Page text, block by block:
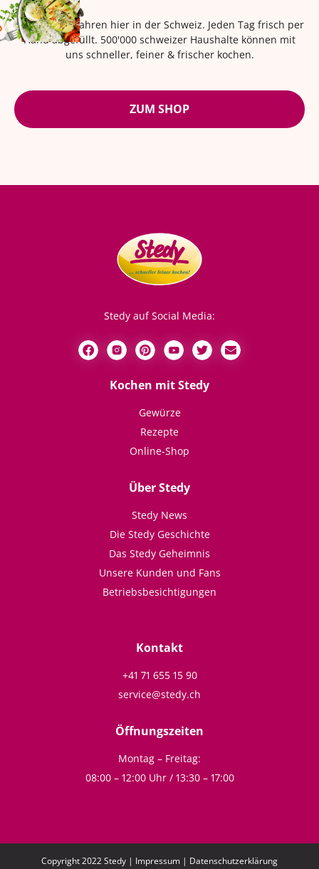
Seit über 42 Jahren hier in der Schweiz. Jeden Tag frisch per
Hand abgefüllt. 500'000 schweizer Haushalte können mit
uns schneller, feiner & frischer kochen.
ZUM SHOP
Stedy auf Social Media:
Kochen mit Stedy
Gewürze
Rezepte
Online-Shop
Über Stedy
Stedy News
Die Stedy Geschichte
Das Stedy Geheimnis
Unsere Kunden und Fans
Betriebsbesichtigungen
Kontakt
+41 71 655 15 90
service@stedy.ch
Öffnungszeiten
Montag – Freitag:
08:00 – 12:00 Uhr / 13:30 – 17:00
Copyright 2022 Stedy | Impressum | Datenschutzerklärung